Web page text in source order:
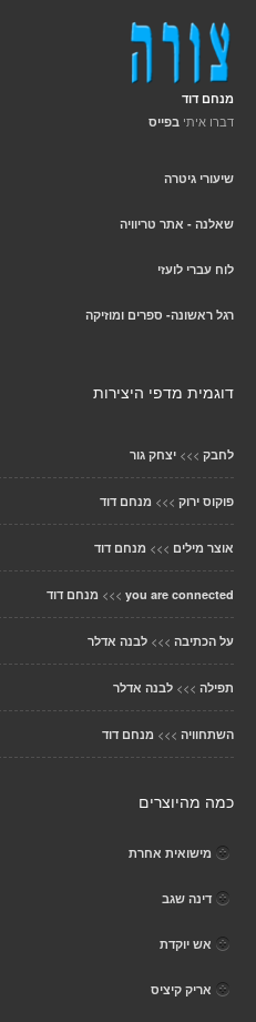
מנחם דוד
דברו איתי בפייס
שיעורי גיטרה
שאלנה - אתר טריוויה
לוח עברי לועזי
רגל ראשונה- ספרים ומוזיקה
דוגמית מדפי היצירות
לחבק >>> יצחק גור
פוקוס ירוק >>> מנחם דוד
אוצר מילים >>> מנחם דוד
you are connected
>>> מנחם דוד
על הכתיבה >>> לבנה אדלר
תפילה >>> לבנה אדלר
השתחוויה >>> מנחם דוד
כמה מהיוצרים
מישואית אחרת
דינה שגב
אש יוקדת
אריק קיציס